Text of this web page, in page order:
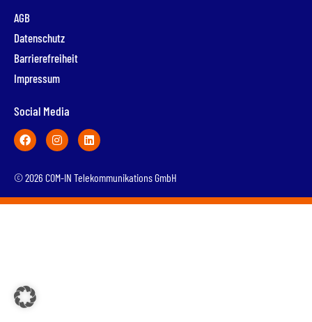
AGB
Datenschutz
Barrierefreiheit
Impressum
Social Media
© 2026 COM-IN Telekommunikations GmbH